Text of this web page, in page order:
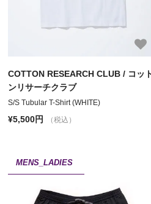
COTTON RESEARCH CLUB / コッ
ンリサーチクラブ
S/S Tubular T-Shirt (WHITE)
¥5,500円 （税込）
MENS_LADIES